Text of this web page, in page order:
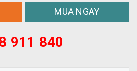
MUA NGAY
911 840